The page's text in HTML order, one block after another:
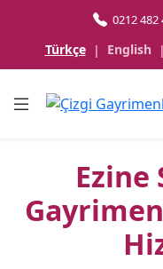
0212 482
Türkçe | English |
Ezine